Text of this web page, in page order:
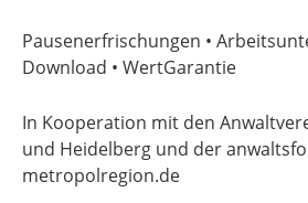
Pausenerfrischungen •
Download • WertGarantie
In Kooperation mit den
und Heidelberg und der
metropolregion.de